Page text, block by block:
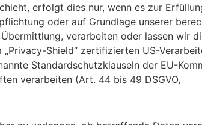
erfolgt dies nur, wenn es zur
oder auf Grundlage unserer
verarbeiten oder lassen wir
Shield“ zertifizierten US-
Standardschutzklauseln der EU-
verarbeiten (Art. 44 bis 49 DSGVO,